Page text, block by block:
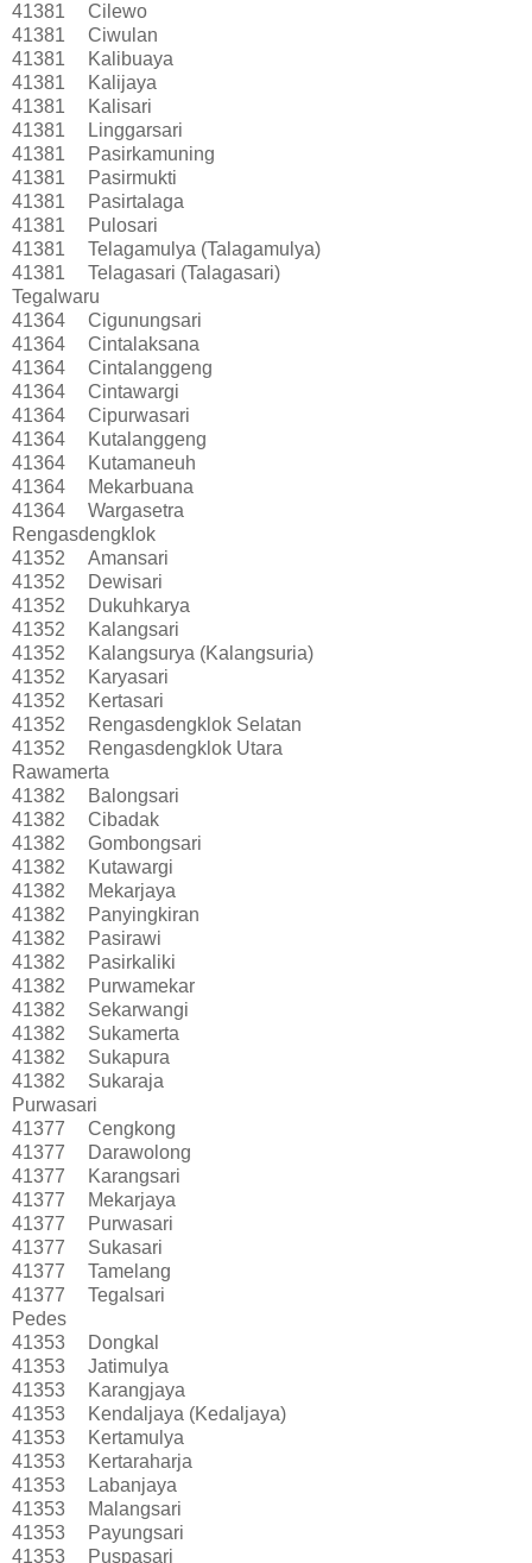
41381
Cilewo
41381
Ciwulan
41381
Kalibuaya
41381
Kalijaya
41381
Kalisari
41381
Linggarsari
41381
Pasirkamuning
41381
Pasirmukti
41381
Pasirtalaga
41381
Pulosari
41381
Telagamulya (Talagamulya)
41381
Telagasari (Talagasari)
Tegalwaru
41364
Cigunungsari
41364
Cintalaksana
41364
Cintalanggeng
41364
Cintawargi
41364
Cipurwasari
41364
Kutalanggeng
41364
Kutamaneuh
41364
Mekarbuana
41364
Wargasetra
Rengasdengklok
41352
Amansari
41352
Dewisari
41352
Dukuhkarya
41352
Kalangsari
41352
Kalangsurya (Kalangsuria)
41352
Karyasari
41352
Kertasari
41352
Rengasdengklok Selatan
41352
Rengasdengklok Utara
Rawamerta
41382
Balongsari
41382
Cibadak
41382
Gombongsari
41382
Kutawargi
41382
Mekarjaya
41382
Panyingkiran
41382
Pasirawi
41382
Pasirkaliki
41382
Purwamekar
41382
Sekarwangi
41382
Sukamerta
41382
Sukapura
41382
Sukaraja
Purwasari
41377
Cengkong
41377
Darawolong
41377
Karangsari
41377
Mekarjaya
41377
Purwasari
41377
Sukasari
41377
Tamelang
41377
Tegalsari
Pedes
41353
Dongkal
41353
Jatimulya
41353
Karangjaya
41353
Kendaljaya (Kedaljaya)
41353
Kertamulya
41353
Kertaraharja
41353
Labanjaya
41353
Malangsari
41353
Payungsari
41353
Puspasari